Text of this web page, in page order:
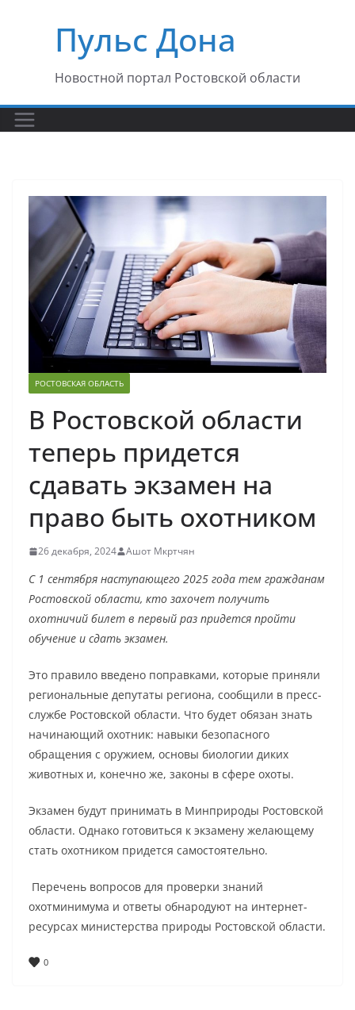
содержимомуПульс Дона
Новостной портал Ростовской области
РОСТОВСКАЯ ОБЛАСТЬ
В Ростовской области
теперь придется
сдавать экзамен на
право быть охотником
26 декабря, 2024 Ашот Мкртчян
С 1 сентября наступающего 2025 года тем гражданам
Ростовской области, кто захочет получить
охотничий билет в первый раз придется пройти
обучение и сдать экзамен.
Это правило введено поправками, которые приняли
региональные депутаты региона, сообщили в пресс-
службе Ростовской области. Что будет обязан знать
начинающий охотник: навыки безопасного
обращения с оружием, основы биологии диких
животных и, конечно же, законы в сфере охоты.
Экзамен будут принимать в Минприроды Ростовской
области. Однако готовиться к экзамену желающему
стать охотником придется самостоятельно.
Перечень вопросов для проверки знаний
охотминимума и ответы обнародуют на интернет-
ресурсах министерства природы Ростовской области.
0